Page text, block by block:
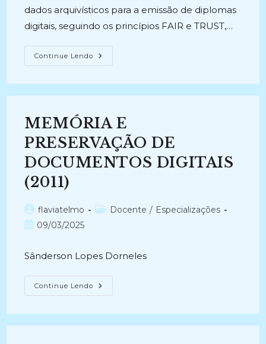
dados arquivísticos para a emissão de diplomas
digitais, seguindo os princípios FAIR e TRUST,…
Continue Lendo CONFIABILIDADE
E
DIGITAIS:
Dos
Dados
Arquivísticos
Na
Emissão
De
Federal
Da
MEMÓRIA E
PRESERVAÇÃO DE
DOCUMENTOS DIGITAIS
(2011)
Autor
do
flaviatelmo
Categoria
Docente / Especializações
Post09/03/2025
Sânderson Lopes Dorneles
Continue Lendo MEMÓRIA
E
DIGITAIS